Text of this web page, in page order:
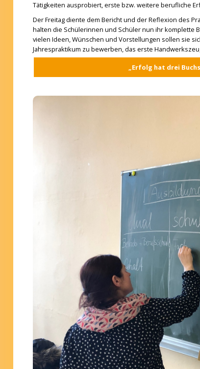
Tätigkeiten ausprobiert, erste bzw. weitere berufliche
Der Freitag diente dem Bericht und der Reflexion des
halten die Schülerinnen und Schüler nun ihr komplette
vielen Ideen, Wünschen und Vorstellungen sollen sie
Jahrespraktikum zu bewerben, das erste
„Erfolg hat drei